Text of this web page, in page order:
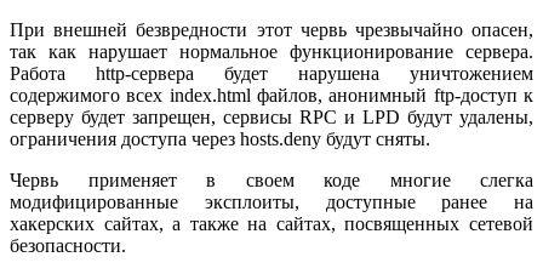
При внешней безвредности этот червь чрезвычайно опасен,
так как нарушает нормальное функционирование сервера.
Работа http-сервера будет нарушена уничтожением
содержимого всех index.html файлов, анонимный ftp-доступ к
серверу будет запрещен, cервисы RPC и LPD будут удалены,
ограничения доступа через hosts.deny будут сняты.
Червь применяет в своем коде многие слегка
модифицированные эксплоиты, доступные ранее на
хакерских сайтах, а также на сайтах, посвященных сетевой
безопасности.